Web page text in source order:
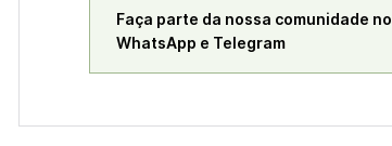
Faça parte da nossa comunidade no
WhatsApp e Telegram